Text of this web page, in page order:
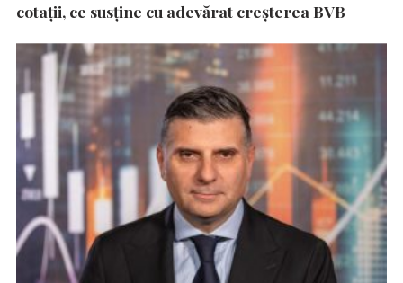
cotații, ce susține cu adevărat creșterea BVB